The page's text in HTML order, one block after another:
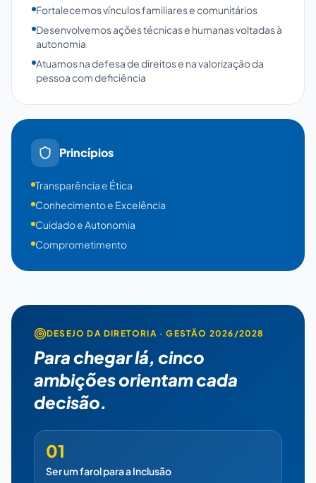
Fortalecemos vínculos familiares e comunitários
Desenvolvemos ações técnicas e humanas voltadas à
autonomia
Atuamos na defesa de direitos e na valorização da
pessoa com deficiência
Princípios
Transparência e Ética
Conhecimento e Excelência
Cuidado e Autonomia
Comprometimento
DESEJO DA DIRETORIA · GESTÃO 2026/2028
Para chegar lá, cinco
ambições orientam cada
decisão.
01
Ser um farol para a Inclusão